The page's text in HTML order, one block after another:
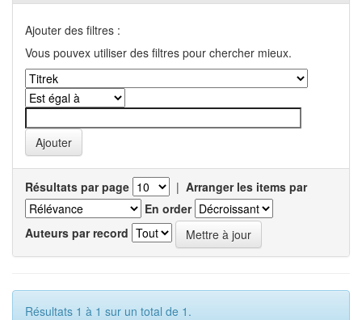
Ajouter des filtres :
Vous pouvex utiliser des filtres pour chercher mieux.
Résultats par page | Arranger les items par
En order
Auteurs par record
Résultats 1 à 1 sur un total de 1.